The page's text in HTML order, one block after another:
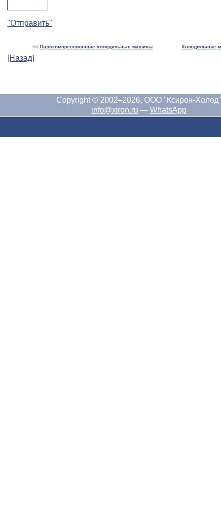
"Отправить"
<< Парокомпрессионные холодильные машины Холодильные
[Назад]
Copyright © 2002–2026, ООО "Ксирон-Холод"
info@xiron.ru — WhatsApp